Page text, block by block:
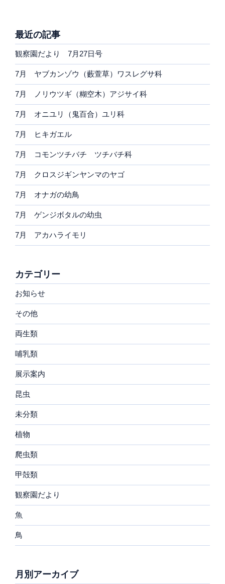
最近の記事
観察園だより 7月27日号
7月 ヤブカンゾウ（藪萱草）ワスレグサ科
7月 ノリウツギ（糊空木）アジサイ科
7月 オニユリ（鬼百合）ユリ科
7月 ヒキガエル
7月 コモンツチバチ ツチバチ科
7月 クロスジギンヤンマのヤゴ
7月 オナガの幼鳥
7月 ゲンジボタルの幼虫
7月 アカハライモリ
カテゴリー
お知らせ
その他
両生類
哺乳類
展示案内
昆虫
未分類
植物
爬虫類
甲殻類
観察園だより
魚
鳥
月別アーカイブ